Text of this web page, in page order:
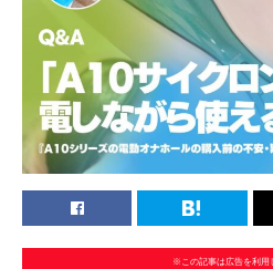
※この記事は広告を利用